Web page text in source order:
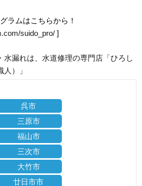
ラムはこちらから！
suido_pro/ ]
水漏れは、水道修理の専門店「ひろし
）」
呉市
三原市
福山市
三次市
大竹市
廿日市市